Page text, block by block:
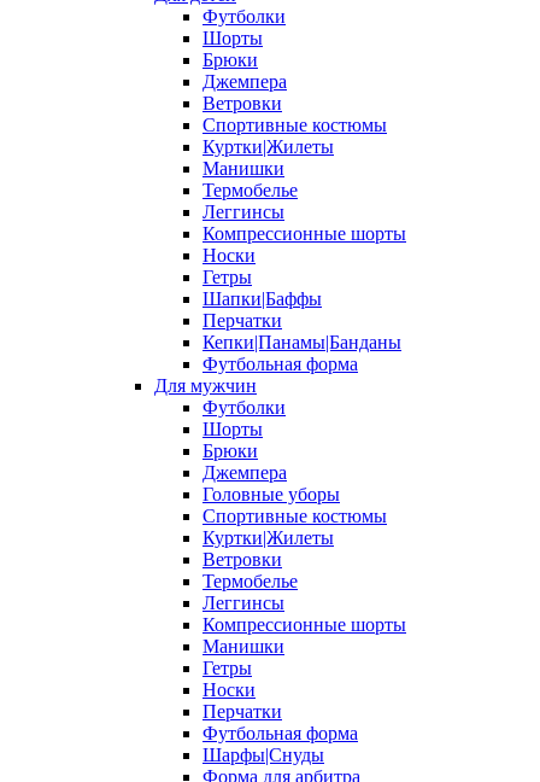
Футболки
Шорты
Брюки
Джемпера
Ветровки
Спортивные костюмы
Куртки|Жилеты
Манишки
Термобелье
Леггинсы
Компрессионные шорты
Носки
Гетры
Шапки|Баффы
Перчатки
Кепки|Панамы|Банданы
Футбольная форма
Для мужчин
Футболки
Шорты
Брюки
Джемпера
Головные уборы
Спортивные костюмы
Куртки|Жилеты
Ветровки
Термобелье
Леггинсы
Компрессионные шорты
Манишки
Гетры
Носки
Перчатки
Футбольная форма
Шарфы|Снуды
Форма для арбитра